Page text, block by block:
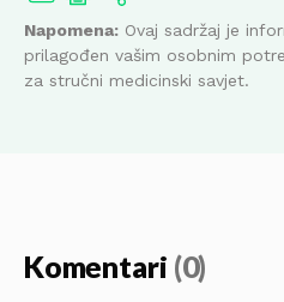
Napomena: Ovaj sadržaj je
prilagođen vašim osobnim
za stručni medicinski savjet.
Komentari (0)